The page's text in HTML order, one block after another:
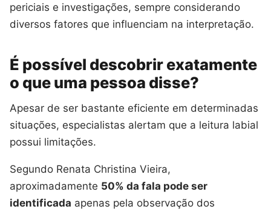
periciais e investigações, sempre considerando
diversos fatores que influenciam na interpretação.
É possível descobrir exatamente
o que uma pessoa disse?
Apesar de ser bastante eficiente em determinadas
situações, especialistas alertam que a leitura labial
possui limitações.
Segundo Renata Christina Vieira,
aproximadamente 50% da fala pode ser
identificada apenas pela observação dos